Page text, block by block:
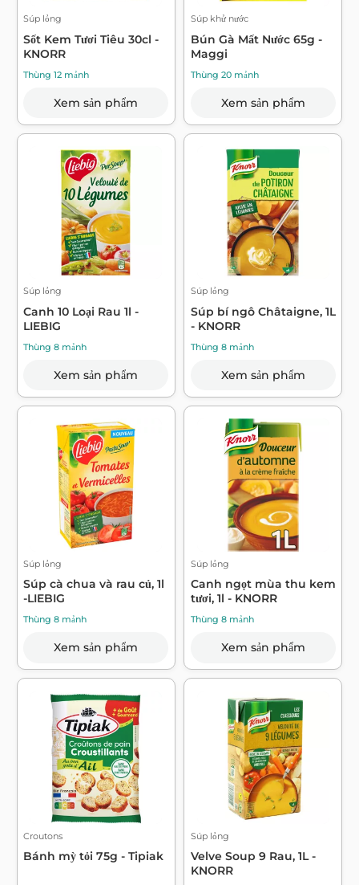
Súp lỏng
Sốt Kem Tươi Tiêu 30cl -
KNORR
Thùng 12 mảnh
Xem sản phẩm
Súp khử nước
Bún Gà Mất Nước 65g -
Maggi
Thùng 20 mảnh
Xem sản phẩm
Súp lỏng
Canh 10 Loại Rau 1l -
LIEBIG
Thùng 8 mảnh
Xem sản phẩm
Súp lỏng
Súp bí ngô Châtaigne, 1L
- KNORR
Thùng 8 mảnh
Xem sản phẩm
Súp lỏng
Súp cà chua và rau củ, 1l
-LIEBIG
Thùng 8 mảnh
Xem sản phẩm
Súp lỏng
Canh ngọt mùa thu kem
tươi, 1l - KNORR
Thùng 8 mảnh
Xem sản phẩm
Croutons
Bánh mỳ tỏi 75g - Tipiak
Súp lỏng
Velve Soup 9 Rau, 1L -
KNORR